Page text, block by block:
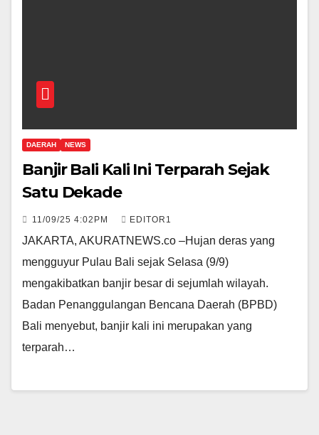
DAERAH NEWS
Banjir Bali Kali Ini Terparah Sejak
Satu Dekade
11/09/25 4:02PM EDITOR1
JAKARTA, AKURATNEWS.co –Hujan deras yang
mengguyur Pulau Bali sejak Selasa (9/9)
mengakibatkan banjir besar di sejumlah wilayah.
Badan Penanggulangan Bencana Daerah (BPBD)
Bali menyebut, banjir kali ini merupakan yang
terparah…